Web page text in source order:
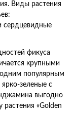
Виды растения
сердцевидные
фикуса
крупными
популярным
ярко-зеленые с
выгодно
растения «Golden